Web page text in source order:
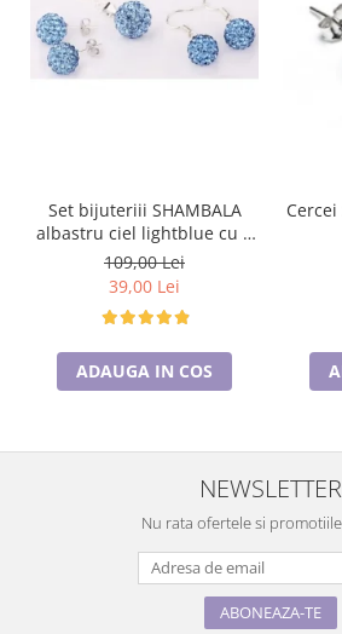
Set bijuteriii SHAMBALA
albastru ciel lightblue cu 2
perechi de cercei cu cristale
109,00 Lei
39,00 Lei
ADAUGA IN COS
Cercei
NEWSLETTER
Nu rata ofertele si